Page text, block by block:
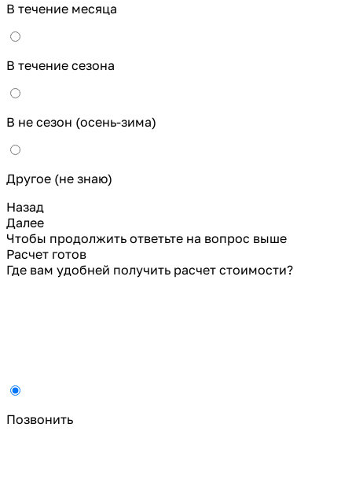
В течение месяца
В течение сезона
В не сезон (осень-зима)
Другое (не знаю)
Назад
Далее
Чтобы продолжить ответьте на вопрос выше
Расчет готов
Где вам удобней получить расчет стоимости?
Позвонить